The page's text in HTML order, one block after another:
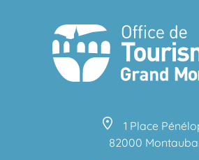
1 Place
82000